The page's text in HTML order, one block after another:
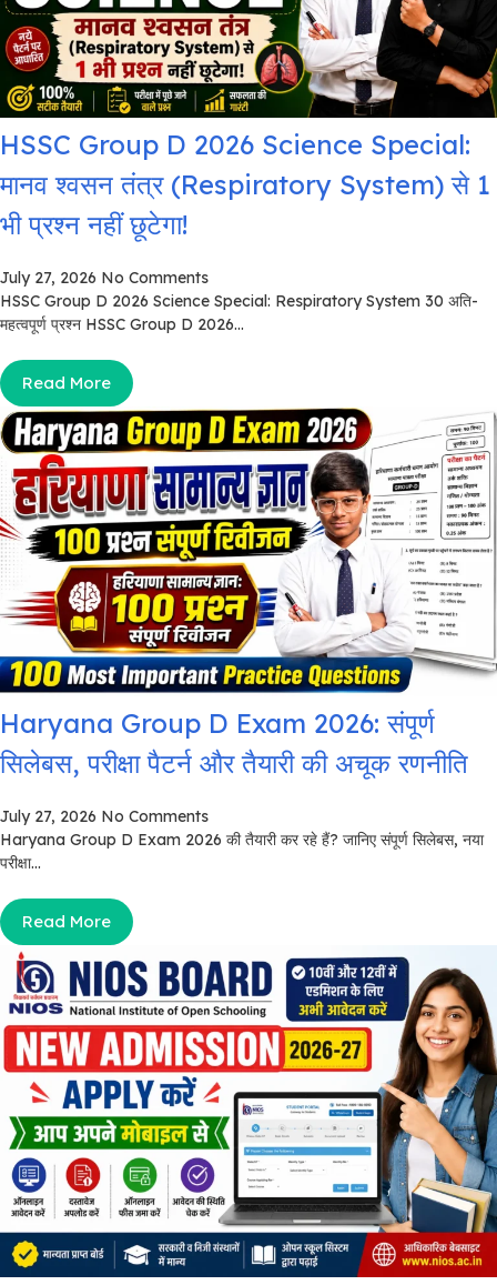
HSSC Group D 2026 Science Special:
मानव श्वसन तंत्र (Respiratory System) से 1
भी प्रश्न नहीं छूटेगा!
July 27, 2026 No Comments
HSSC Group D 2026 Science Special: Respiratory System 30 अति-
महत्वपूर्ण प्रश्न HSSC Group D 2026...
Read More
Haryana Group D Exam 2026: संपूर्ण
सिलेबस, परीक्षा पैटर्न और तैयारी की अचूक रणनीति
July 27, 2026 No Comments
Haryana Group D Exam 2026 की तैयारी कर रहे हैं? जानिए संपूर्ण सिलेबस, नया
परीक्षा...
Read More